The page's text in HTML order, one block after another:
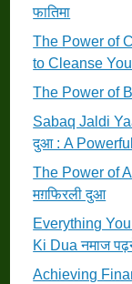
फातिमा
The Power of
to Cleanse
The Power of
Sabaq Jaldi
दुआ : A
The Power of
मग़फिरली दुआ
Everything
Ki Dua नमाज
Achieving